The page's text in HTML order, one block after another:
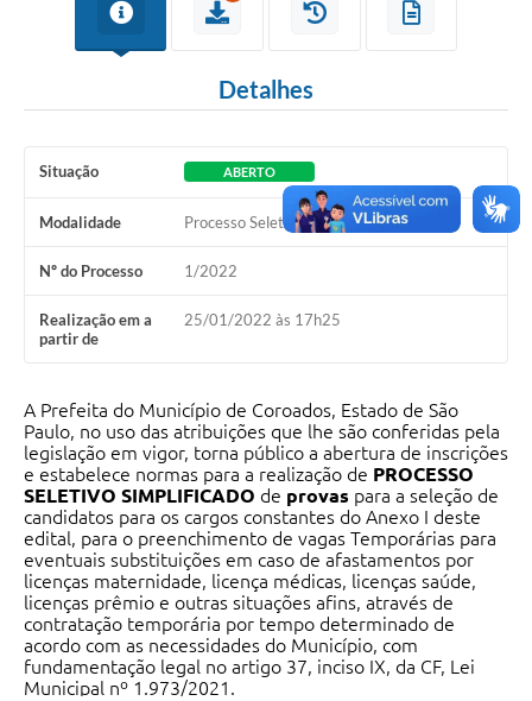
Detalhes
Situação ABERTO
Modalidade Processo Seletivo
Nº do Processo 1/2022
Realização em a
partir de
25/01/2022 às 17h25
A Prefeita do Município de Coroados, Estado de São
Paulo, no uso das atribuições que lhe são conferidas pela
legislação em vigor, torna público a abertura de inscrições
e estabelece normas para a realização de PROCESSO
SELETIVO SIMPLIFICADO de provas para a seleção de
candidatos para os cargos constantes do Anexo I deste
edital, para o preenchimento de vagas Temporárias para
eventuais substituições em caso de afastamentos por
licenças maternidade, licença médicas, licenças saúde,
licenças prêmio e outras situações afins, através de
contratação temporária por tempo determinado de
acordo com as necessidades do Município, com
fundamentação legal no artigo 37, inciso IX, da CF, Lei
Municipal nº 1.973/2021.